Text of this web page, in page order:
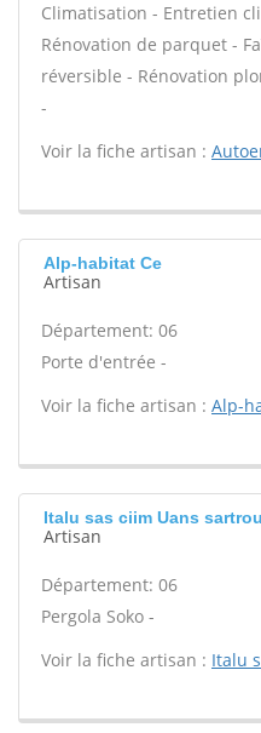
Climatisation - Entretien
Rénovation de parquet -
réversible - Rénovation
-
Voir la fiche artisan :
Alp-habitat Ce
Artisan
Département: 06
Porte d'entrée -
Voir la fiche artisan : Alp-
Italu sas ciim Uans
Artisan
Département: 06
Pergola Soko -
Voir la fiche artisan : Italu